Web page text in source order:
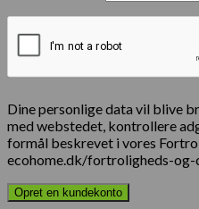
Dine personlige data vil blive
med webstedet, kontrollere
formål beskrevet i vores
ecohome.dk/fortroligheds-
Opret en kundekonto